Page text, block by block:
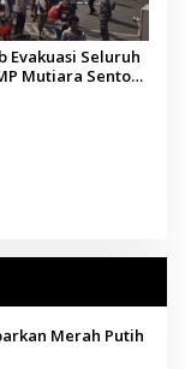
Evakuasi Seluruh
Mutiara Sentosa
Merah Putih